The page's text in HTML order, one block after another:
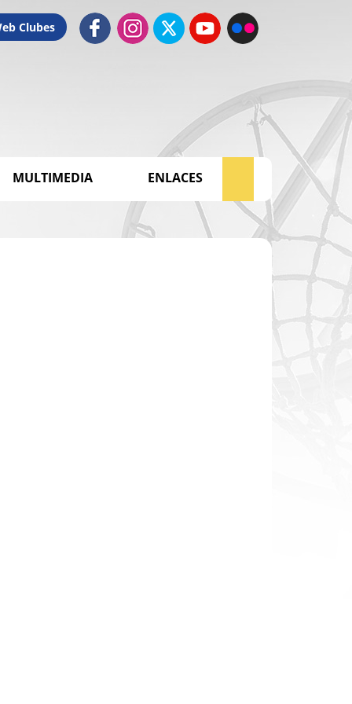
Clubes
MULTIMEDIA ENLACES